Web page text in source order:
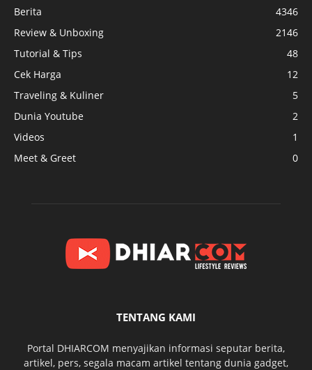
Berita
4346
Review & Unboxing
2146
Tutorial & Tips
48
Cek Harga
12
Traveling & Kuliner
5
Dunia Youtube
2
Videos
1
Meet & Greet
0
TENTANG KAMI
Portal DHIARCOM menyajikan informasi seputar berita,
artikel, pers, segala macam artikel tentang dunia gadget,